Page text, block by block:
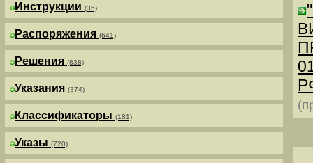
Инструкции (35)
Распоряжения (641)
Решения (838)
Указания (374)
Классификаторы (181)
Указы (720)